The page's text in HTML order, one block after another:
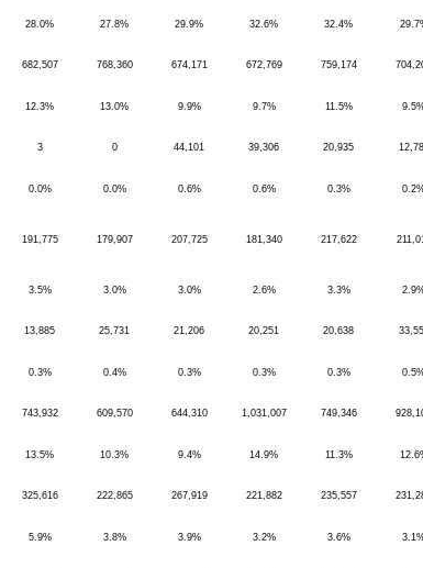
28.0% 27.8% 29.9% 32.6% 32.4%
682,507 768,360 674,171 672,769 759,174
12.3% 13.0% 9.9% 9.7% 11.5%
3 0 44,101 39,306 20,935
0.0% 0.0% 0.6% 0.6% 0.3%
191,775 179,907 207,725 181,340 217,622
3.5% 3.0% 3.0% 2.6% 3.3%
13,885 25,731 21,206 20,251 20,638
0.3% 0.4% 0.3% 0.3% 0.3%
743,932 609,570 644,310 1,031,007 749,346
13.5% 10.3% 9.4% 14.9% 11.3%
325,616 222,865 267,919 221,882 235,557
5.9% 3.8% 3.9% 3.2% 3.6%